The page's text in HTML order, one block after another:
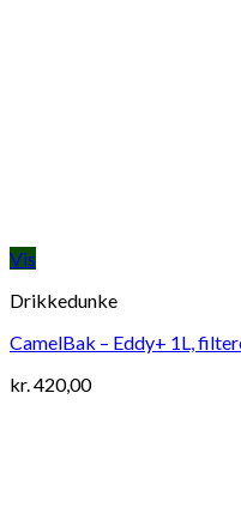
Vis
Drikkedunke
CamelBak – Eddy+ 1L,
kr.420,00